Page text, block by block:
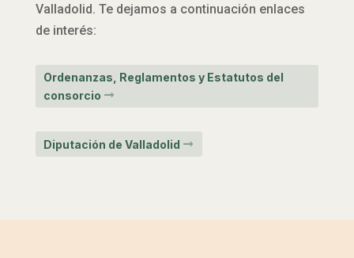
Valladolid. Te dejamos a continuación enlaces
de interés:
Ordenanzas, Reglamentos y Estatutos del
consorcio
Diputación de Valladolid